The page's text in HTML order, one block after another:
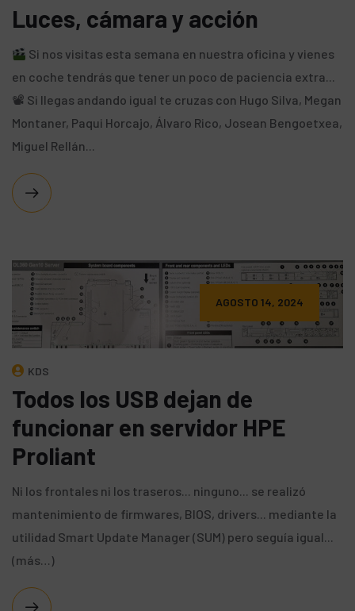
Luces, cámara y acción
Si nos visitas esta semana en nuestra oficina y vienes
en coche tendrás que tener un poco de paciencia extra...
📽 Si llegas andando igual te cruzas con Hugo Silva, Megan
Montaner, Paqui Horcajo, Álvaro Rico, Josean Bengoetxea,
Miguel Rellán...
AGOSTO 14, 2024
KDS
Todos los USB dejan de
funcionar en servidor HPE
Proliant
Ni los frontales ni los traseros... ninguno... se realizó
mantenimiento de firmwares, BIOS, drivers... mediante la
utilidad Smart Update Manager (SUM) pero seguía igual...
(más…)